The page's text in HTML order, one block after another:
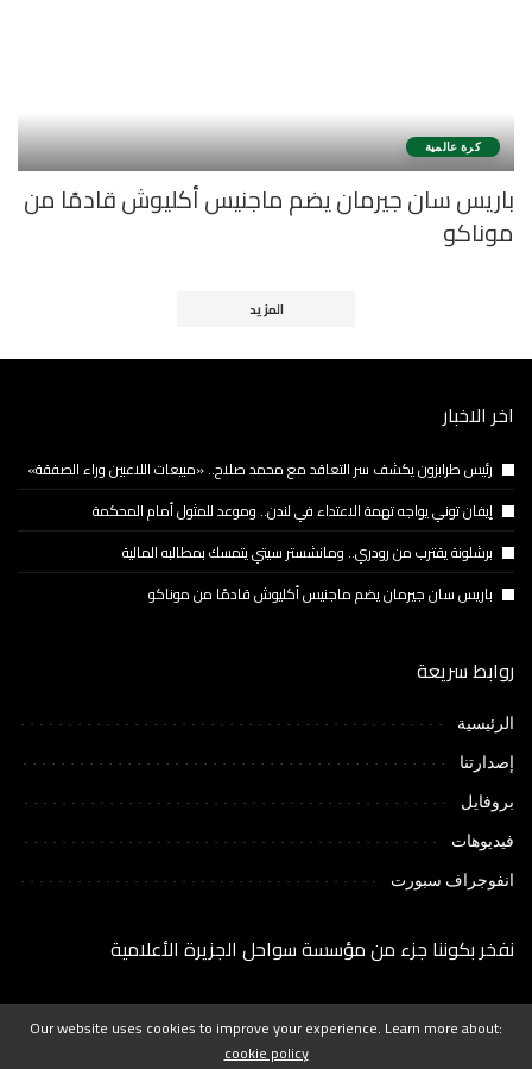
كرة عالمية
باريس سان جيرمان يضم ماجنيس أكليوش قادمًا من
موناكو
المزيد
اخر الاخبار
رئيس طرابزون يكشف سر التعاقد مع محمد صلاح.. «مبيعات اللاعبين وراء الصفقة»
إيفان توني يواجه تهمة الاعتداء في لندن.. وموعد للمثول أمام المحكمة
برشلونة يقترب من رودري.. ومانشستر سيتي يتمسك بمطالبه المالية
باريس سان جيرمان يضم ماجنيس أكليوش قادمًا من موناكو
روابط سريعة
الرئيسية
إصدارتنا
بروفايل
فيديوهات
انفوجراف سبورت
نفخر بكوننا جزء من مؤسسة سواحل الجزيرة الأعلامية
Our website uses cookies to improve your experience. Learn more about:
cookie policy